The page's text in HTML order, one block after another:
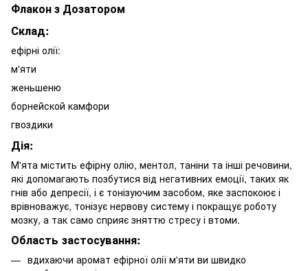
Флакон з Дозатором
Склад:
ефірні олії:
м'яти
женьшеню
борнейской камфори
гвоздики
Дія:
М'ята містить ефірну олію, ментол, таніни та інші речовини,
які допомагають позбутися від негативних емоції, таких як
гнів або депресії, і є тонізуючим засобом, яке заспокоює і
врівноважує, тонізує нервову систему і покращує роботу
мозку, а так само сприяє зняттю стресу і втоми.
Область застосування:
вдихаючи аромат ефірної олії м'яти ви швидко